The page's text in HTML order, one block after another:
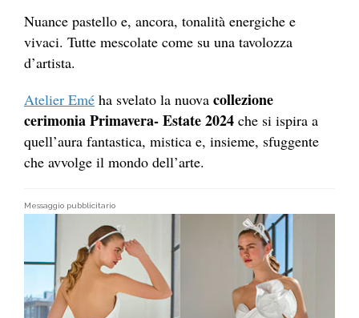
Nuance pastello e, ancora, tonalità energiche e
vivaci. Tutte mescolate come su una tavolozza
d’artista.
Atelier Emé ha svelato la nuova collezione
cerimonia Primavera- Estate 2024 che si ispira a
quell’aura fantastica, mistica e, insieme, sfuggente
che avvolge il mondo dell’arte.
Messaggio pubblicitario